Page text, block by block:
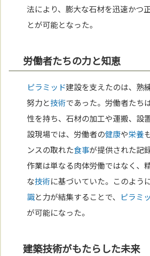
法により、膨大な石材を迅速かつ
とが可能となった。
労働者たちの力と知恵
ピラミッド建設を支えたのは、熟
努力と技術であった。労働者たち
性を持ち、石材の加工や運搬、設
設現場では、労働者の健康や栄養
ンスの取れた食事が提供された記
作業は単なる肉体労働ではなく、
な技術に基づいていた。このよう
識と力が結集することで、 ピラミ
が可能になった。
建築技術がもたらした未来